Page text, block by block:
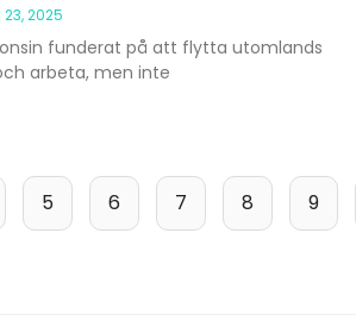
2025
funderat på att flytta utomlands
arbeta, men inte
5 6 7 8 9